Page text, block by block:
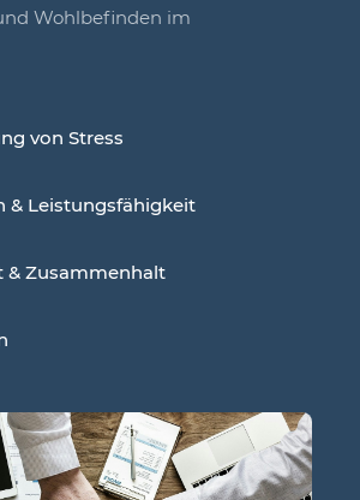
Wohlbefinden im
von Stress
& Leistungsfähigkeit
& Zusammenhalt